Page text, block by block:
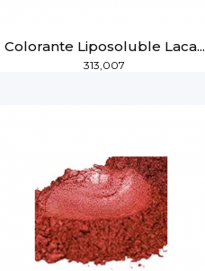
Colorante Liposoluble Laca...
313,007